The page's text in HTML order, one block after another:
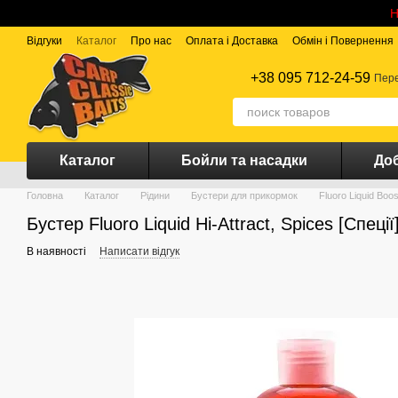
Відгуки Каталог Про нас Оплата і Доставка Обмін і Повернення
+38 095 712-24-59
Каталог Бойли та насадки
Головна Каталог Рідини Бустери для прикормок Fluoro Liquid
Бустер Fluoro Liquid Hi-Attract, Spices
В наявності Написати відгук